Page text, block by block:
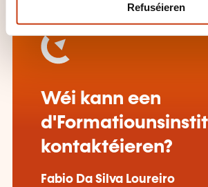
Refuséieren
Wéi kann een
kontaktéieren?
Fabio Da Silva Loureiro